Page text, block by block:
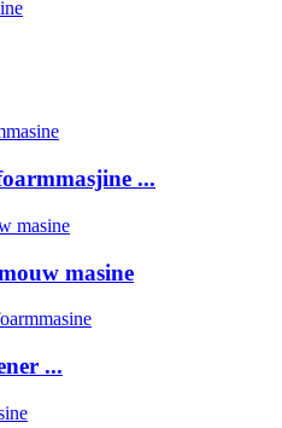
...
masine
...